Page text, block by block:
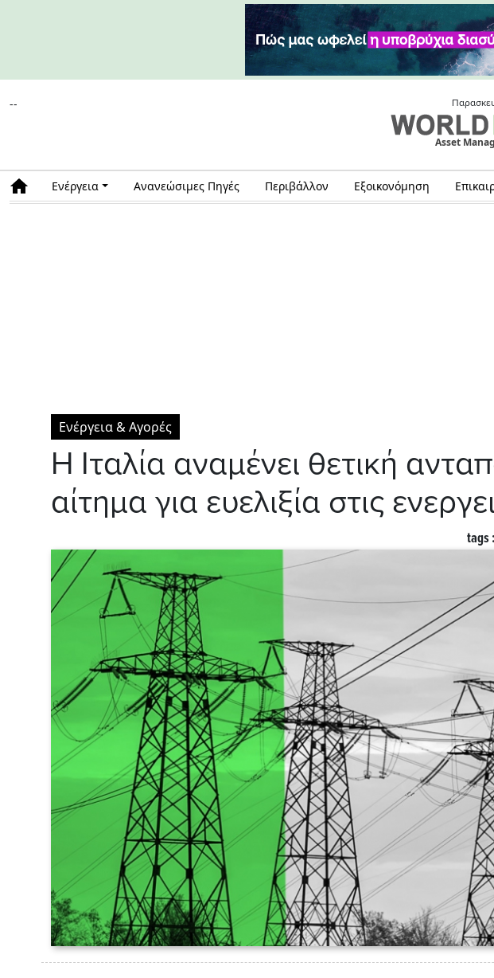
--
Asset
Ενέργεια Ανανεώσιμες Πηγές Περιβάλλον Εξοικονόμηση
Ενέργεια & Αγορές
Η Ιταλία αναμένει θετική
αίτημα για ευελιξία στις
tags :